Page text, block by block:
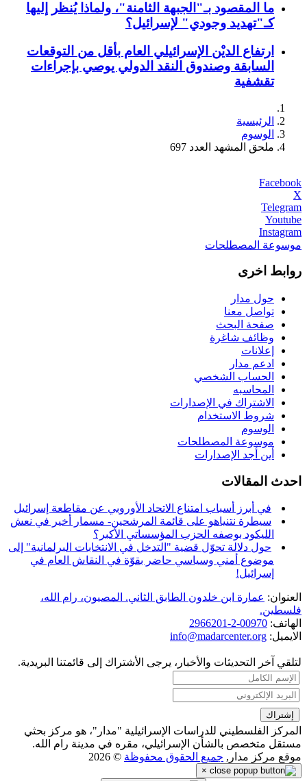
ما المقصود بـ"الجبهة الثامنة"، ولماذا يُنظر إليها
كـ"تهديد وجودي" لإسرائيل؟
ارتفاع الديْن الإسرائيلي العام بأقل من التوقعات
السابقة وصندوق النقد الدولي يوصي بإجراءات
تقشفية
الرئيسية
الوسوم
ملحق المشهد العدد 697
Facebook
X
Telegram
Youtube
Instagram
موسوعة المصطلحات
روابط اخرى
حول مدار
تواصل معنا
صفحة البحث
وظائف شاغرة
إعلانات
ادعم مدار
الحساب الشخصي
المحاسبه
الاشتراك في الإصدارات
شروط الاستخدام
الوسوم
موسوعة المصطلحات
أين أجد الإصدارات
احدث المقالات
في أبرز أسباب امتناع الاتحاد الأوروبي عن مقاطعة إسرائيل
سيطرة نتنياهو على قائمة المرشحين- مسمار أخير في نعش
الليكود بوصفه الحزب المؤسساتي الأكبر؟
حول دلالة تحوّل قضية "التدخل في الانتخابات البرلمانية" إلى
موضوع أمني وسياسي حاضر بقوّة في النقاش العام في
إسرائيل!
العنوان: عمارة ابن خلدون الطابق الثاني. المصيون، رام الله،
فلسطين.
الهاتف: 00970-2-2966201
الايميل: info@madarcenter.org
لتلقي آخر التحديثات والأخبار، يرجى الأشتراك إلى قائمتنا البريدية.
المركز الفلسطيني للدراسات الإسرائيلية "مدار"، هو مركز بحثي
مستقل متخصص بالشأن الإسرائيلي، مقره في مدينة رام الله.
موقع مركز مدار, جميع الحقوق محفوظة © 2026
×